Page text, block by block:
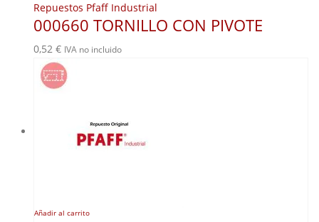
Repuestos Pfaff Industrial
000660 TORNILLO CON PIVOTE
0,52 € IVA no incluido
Añadir al carrito